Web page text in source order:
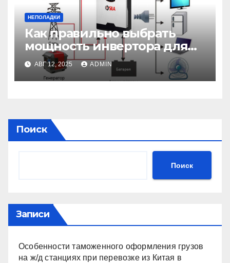
НЕПОЛАДКИ
Как правильно выбрать
мощность инвертора для
солнечной электростанции
АВГ 12, 2025 ADMIN
Поиск
Поиск
Записи
Особенности таможенного оформления грузов
на ж/д станциях при перевозке из Китая в